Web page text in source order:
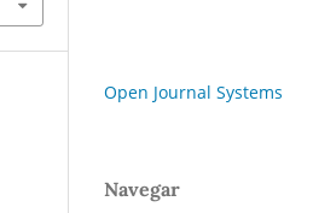
Open Journal Systems
Navegar